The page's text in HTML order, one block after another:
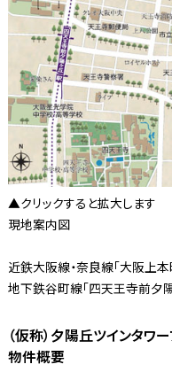
▲クリックすると拡大します
現地案内図
近鉄大阪線・奈良線「大阪上
地下鉄谷町線「四天王寺前夕
（仮称）夕陽丘ツインタワ
物件概要